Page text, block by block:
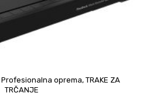
Profesionalna oprema, TRAKE ZA
TRČANJE